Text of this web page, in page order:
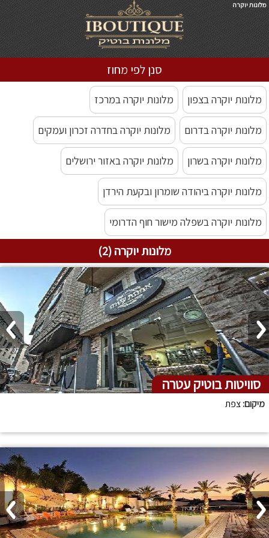
מלונות יוקרה
סנן לפי מחוז
מלונות יוקרה בצפון מלונות יוקרה במרכז
מלונות יוקרה בדרום מלונות יוקרה בחדרה זכרון ועמקים
מלונות יוקרה בשרון מלונות יוקרה באזור ירושלים
מלונות יוקרה ביהודה שומרון ובקעת הירדן
מלונות יוקרה בשפלה מישור חוף הדרומי
מלונות יוקרה (2)
סוויטות בוטיק עטרה
מיקום:צפת